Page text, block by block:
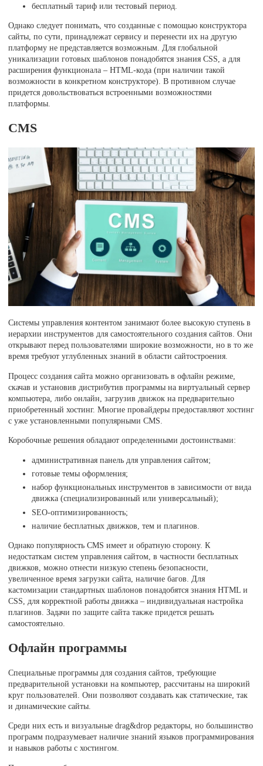
бесплатный тариф или тестовый период.
Однако следует понимать, что созданные с помощью конструктора
сайты, по сути, принадлежат сервису и перенести их на другую
платформу не представляется возможным. Для глобальной
уникализации готовых шаблонов понадобятся знания CSS, а для
расширения функционала – HTML-кода (при наличии такой
возможности в конкретном конструкторе). В противном случае
придется довольствоваться встроенными возможностями
платформы.
CMS
Системы управления контентом занимают более высокую ступень в
иерархии инструментов для самостоятельного создания сайтов. Они
открывают перед пользователями широкие возможности, но в то же
время требуют углубленных знаний в области сайтостроения.
Процесс создания сайта можно организовать в офлайн режиме,
скачав и установив дистрибутив программы на виртуальный сервер
компьютера, либо онлайн, загрузив движок на предварительно
приобретенный хостинг. Многие провайдеры предоставляют хостинг
с уже установленными популярными CMS.
Коробочные решения обладают определенными достоинствами:
административная панель для управления сайтом;
готовые темы оформления;
набор функциональных инструментов в зависимости от вида
движка (специализированный или универсальный);
SEO-оптимизированность;
наличие бесплатных движков, тем и плагинов.
Однако популярность CMS имеет и обратную сторону. К
недостаткам систем управления сайтом, в частности бесплатных
движков, можно отнести низкую степень безопасности,
увеличенное время загрузки сайта, наличие багов. Для
кастомизации стандартных шаблонов понадобятся знания HTML и
CSS, для корректной работы движка – индивидуальная настройка
плагинов. Задачи по защите сайта также придется решать
самостоятельно.
Офлайн программы
Специальные программы для создания сайтов, требующие
предварительной установки на компьютер, рассчитаны на широкий
круг пользователей. Они позволяют создавать как статические, так
и динамические сайты.
Среди них есть и визуальные drag&drop редакторы, но большинство
программ подразумевает наличие знаний языков программирования
и навыков работы с хостингом.